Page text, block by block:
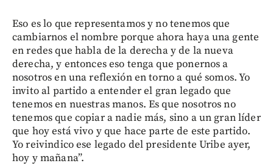
Eso es lo que representamos y no tenemos que
cambiarnos el nombre porque ahora haya una gente
en redes que habla de la derecha y de la nueva
derecha, y entonces eso tenga que ponernos a
nosotros en una reflexión en torno a qué somos. Yo
invito al partido a entender el gran legado que
tenemos en nuestras manos. Es que nosotros no
tenemos que copiar a nadie más, sino a un gran líder
que hoy está vivo y que hace parte de este partido.
Yo reivindico ese legado del presidente Uribe ayer,
hoy y mañana”.